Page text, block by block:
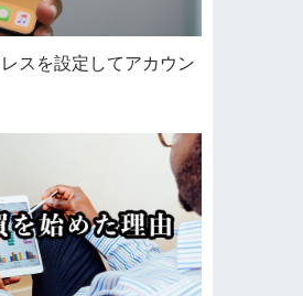
スを設定してアカウン